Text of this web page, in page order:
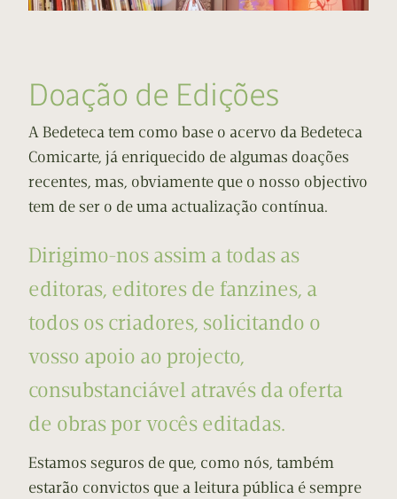
Doação de Edições
A Bedeteca tem como base o acervo da Bedeteca
Comicarte, já enriquecido de algumas doações
recentes, mas, obviamente que o nosso objectivo
tem de ser o de uma actualização contínua.
Dirigimo-nos assim a todas as
editoras, editores de fanzines, a
todos os criadores, solicitando o
vosso apoio ao projecto,
consubstanciável através da oferta
de obras por vocês editadas.
Estamos seguros de que, como nós, também
estarão convictos que a leitura pública é sempre